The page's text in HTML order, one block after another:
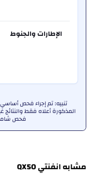
الإطارات والجنوط
تنبيه: تم إجراء فحص
المذكورة أعلاه فقط
فحص شامل
مشابه انفنتي QX50